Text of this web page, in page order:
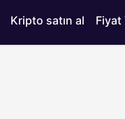
Kripto satın al Fiyat